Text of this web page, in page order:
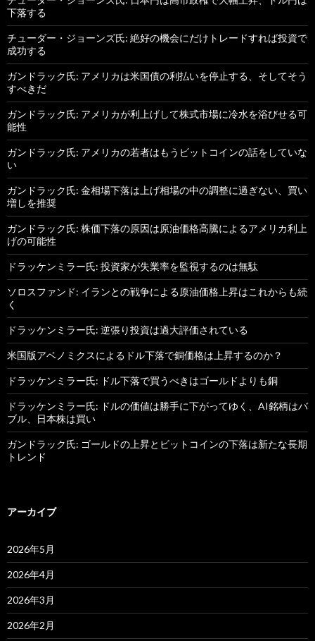
下落する
チューダー・ジョーンズ氏: 絶好の機会にだけトレードすれば投資で
成功する
ガンドラック氏: アメリカは米国債の利払いを停止する、そしてそう
すべきだ
ガンドラック氏: アメリカが利上げして株式市場に冷水を浴びせる可
能性
ガンドラック氏: アメリカの若者はもうビットコインの話をしていな
い
ガンドラック氏: 金相場下落は上げ相場の中の調整に過ぎない、買い
増しを推奨
ガンドラック氏: 株価下落の原因は原油価格高騰によるアメリカ利上
げの可能性
ドラッケンミラー氏: 投資家が失業率を監視するのは無駄
ソロスファンド: イランとの戦争による原油価格上昇はこれからも続
く
ドラッケンミラー氏: 逆張り投資は過大評価されている
米国版アベノミクスによるドル下落で銅価格は上昇するのか？
ドラッケンミラー氏: ドル下落で買うべきはゴールドよりも銅
ドラッケンミラー氏: ドルの価値は勝手に下がってゆく、AI銘柄はバ
ブル、日本株は買い
ガンドラック氏: ゴールドの上昇とビットコインの下落は新たな長期
トレンド
アーカイブ
2026年5月
2026年4月
2026年3月
2026年2月